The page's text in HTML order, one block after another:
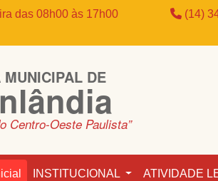
das 08h00 às 17h00 (14)
DE
Centro-Oeste Paulista”
INSTITUCIONAL ATIVIDADE